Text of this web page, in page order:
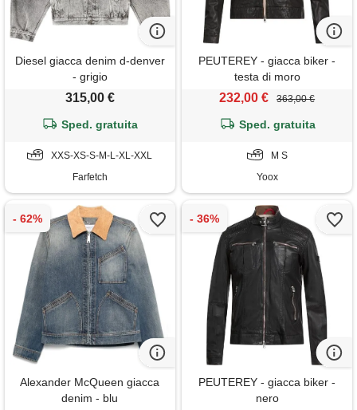
Diesel giacca denim d-denver
- grigio
315,00 €
Sped. gratuita
XXS-XS-S-M-L-XL-XXL
Farfetch
PEUTEREY - giacca biker -
testa di moro
232,00 € 363,00 €
Sped. gratuita
M S
Yoox
Alexander McQueen giacca
denim - blu
PEUTEREY - giacca biker -
nero